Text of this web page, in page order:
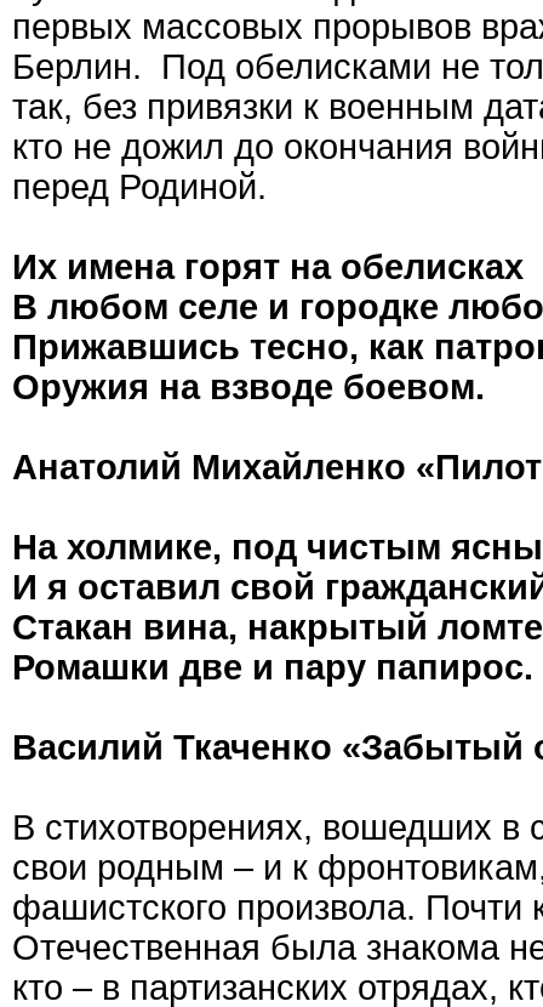
первых массовых прорывов
Берлин. Под обелисками не
так, без привязки к военным
кто не дожил до окончания
перед Родиной.
Их имена горят на обелисках
В любом селе и городке
Прижавшись тесно, как
Оружия на взводе боевом.
Анатолий Михайленко
На холмике, под чистым
И я оставил свой
Стакан вина, накрытый
Ромашки две и пару папирос.
Василий Ткаченко «Забытый
В стихотворениях, вошедших в
свои родным – и к
фашистского произвола. Почти
Отечественная была знакома
кто – в партизанских отрядах,